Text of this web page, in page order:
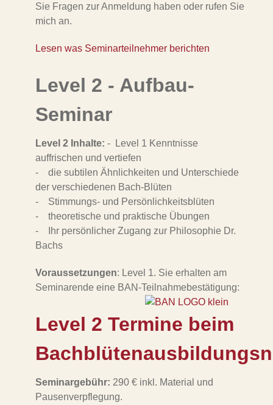
Sie Fragen zur Anmeldung haben oder rufen Sie
mich an.
Lesen was Seminarteilnehmer berichten
Level 2 - Aufbau-
Seminar
Level 2 Inhalte: - Level 1 Kenntnisse
auffrischen und vertiefen
- die subtilen Ähnlichkeiten und Unterschiede
der verschiedenen Bach-Blüten
- Stimmungs- und Persönlichkeitsblüten
- theoretische und praktische Übungen
- Ihr persönlicher Zugang zur Philosophie Dr.
Bachs
Voraussetzungen: Level 1. Sie erhalten am
Seminarende eine BAN-Teilnahmebestätigung:
Level 2 Termine beim
Seminargebühr: 290 € inkl. Material und
Pausenverpflegung.